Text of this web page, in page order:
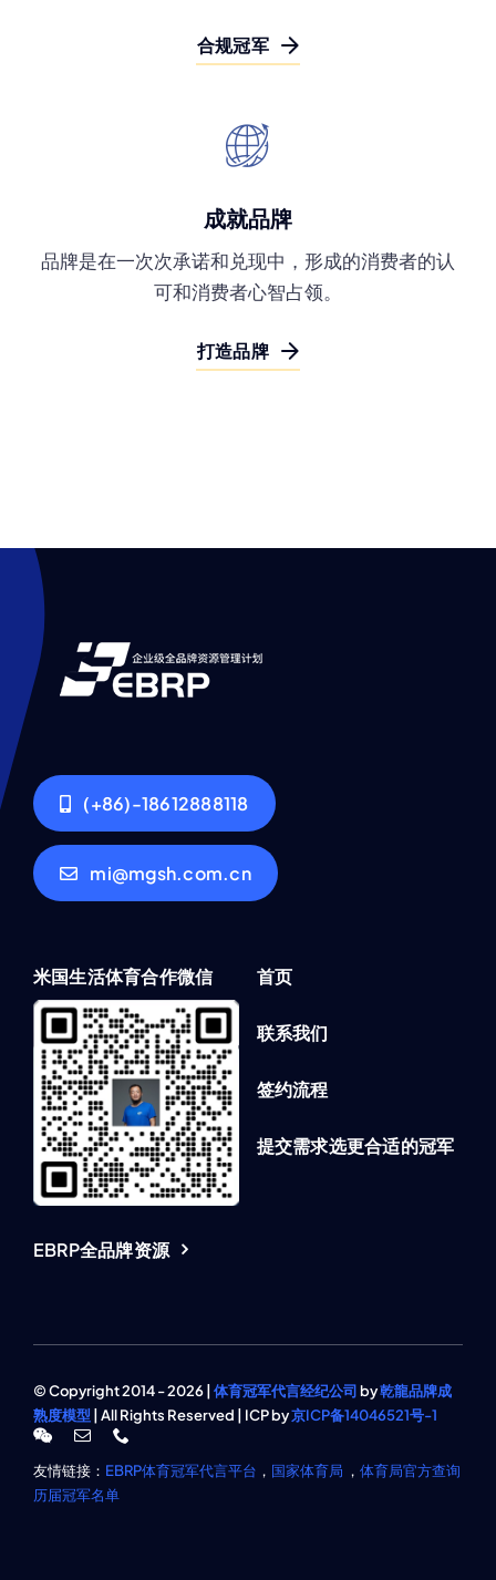
合规冠军
成就品牌
品牌是在一次次承诺和兑现中，形成的消费者的认
可和消费者心智占领。
打造品牌
(+86)-18612888118
mi@mgsh.com.cn
米国生活体育合作微信 首页
联系我们
签约流程
提交需求选更合适的冠军
EBRP全品牌资源
© Copyright 2014 - 2026 | 体育冠军代言经纪公司by乾龍品牌成
熟度模型 | All Rights Reserved | ICP by京ICP备14046521号-1
友情链接： EBRP体育冠军代言平台 ， 国家体育局 ， 体育局官方查询
历届冠军名单